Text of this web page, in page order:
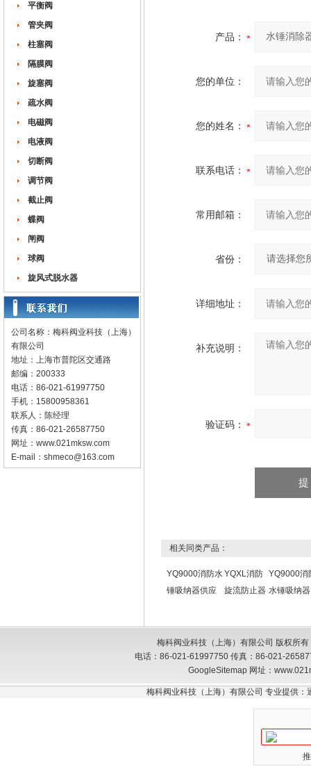
平衡阀
管夹阀
柱塞阀
隔膜阀
旋塞阀
疏水阀
电磁阀
电液阀
切断阀
调节阀
截止阀
蝶阀
闸阀
球阀
旋风式脱水器
公司名称：梅科阀业科技（上海）
有限公司
地址：上海市普陀区交通路
邮编：200333
电话：86-021-61997750
手机：15800958361
联系人：陈经理
传真：86-021-26587750
网址： www.021mksw.com
E-mail： shmeco@163.com
产品：
您的单位：
您的姓名：
联系电话：
常用邮箱：
省份：
详细地址：
补充说明：
验证码：
相关同类产品：
YQ9000消防水
锤吸纳器供应
YQXL消防
旋流防止器
YQ9000消
水锤吸纳器
梅科阀业科技（上海）有限公司 版权所
电话：86-021-61997750 传真：86-021-
GoogleSitemap网址：
梅科阀业科技（上海）有限公司 专业提供